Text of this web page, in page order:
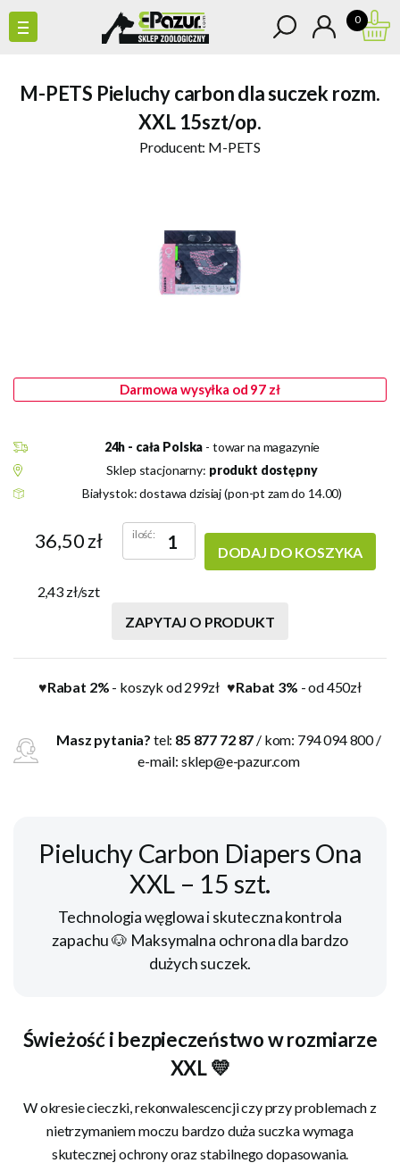
0
M-PETS Pieluchy carbon dla suczek rozm.
XXL 15szt/op.
Producent: M-PETS
Darmowa wysyłka od 97 zł
24h - cała Polska - towar na magazynie
Sklep stacjonarny: produkt dostępny
Białystok: dostawa dzisiaj (pon-pt zam do 14.00)
36,50 zł
2,43 zł/szt
ilość:
DODAJ DO KOSZYKA
ZAPYTAJ O PRODUKT
♥Rabat 2% - koszyk od 299zł♥Rabat 3% - od 450zł
Masz pytania? tel: 85 877 72 87 / kom: 794 094 800 /
e-mail: sklep@e-pazur.com
Pieluchy Carbon Diapers Ona
XXL – 15 szt.
Technologia węglowa i skuteczna kontrola
zapachu 🐶 Maksymalna ochrona dla bardzo
dużych suczek.
Świeżość i bezpieczeństwo w rozmiarze
XXL 💛
W okresie cieczki, rekonwalescencji czy przy problemach z
nietrzymaniem moczu bardzo duża suczka wymaga
skutecznej ochrony oraz stabilnego dopasowania.